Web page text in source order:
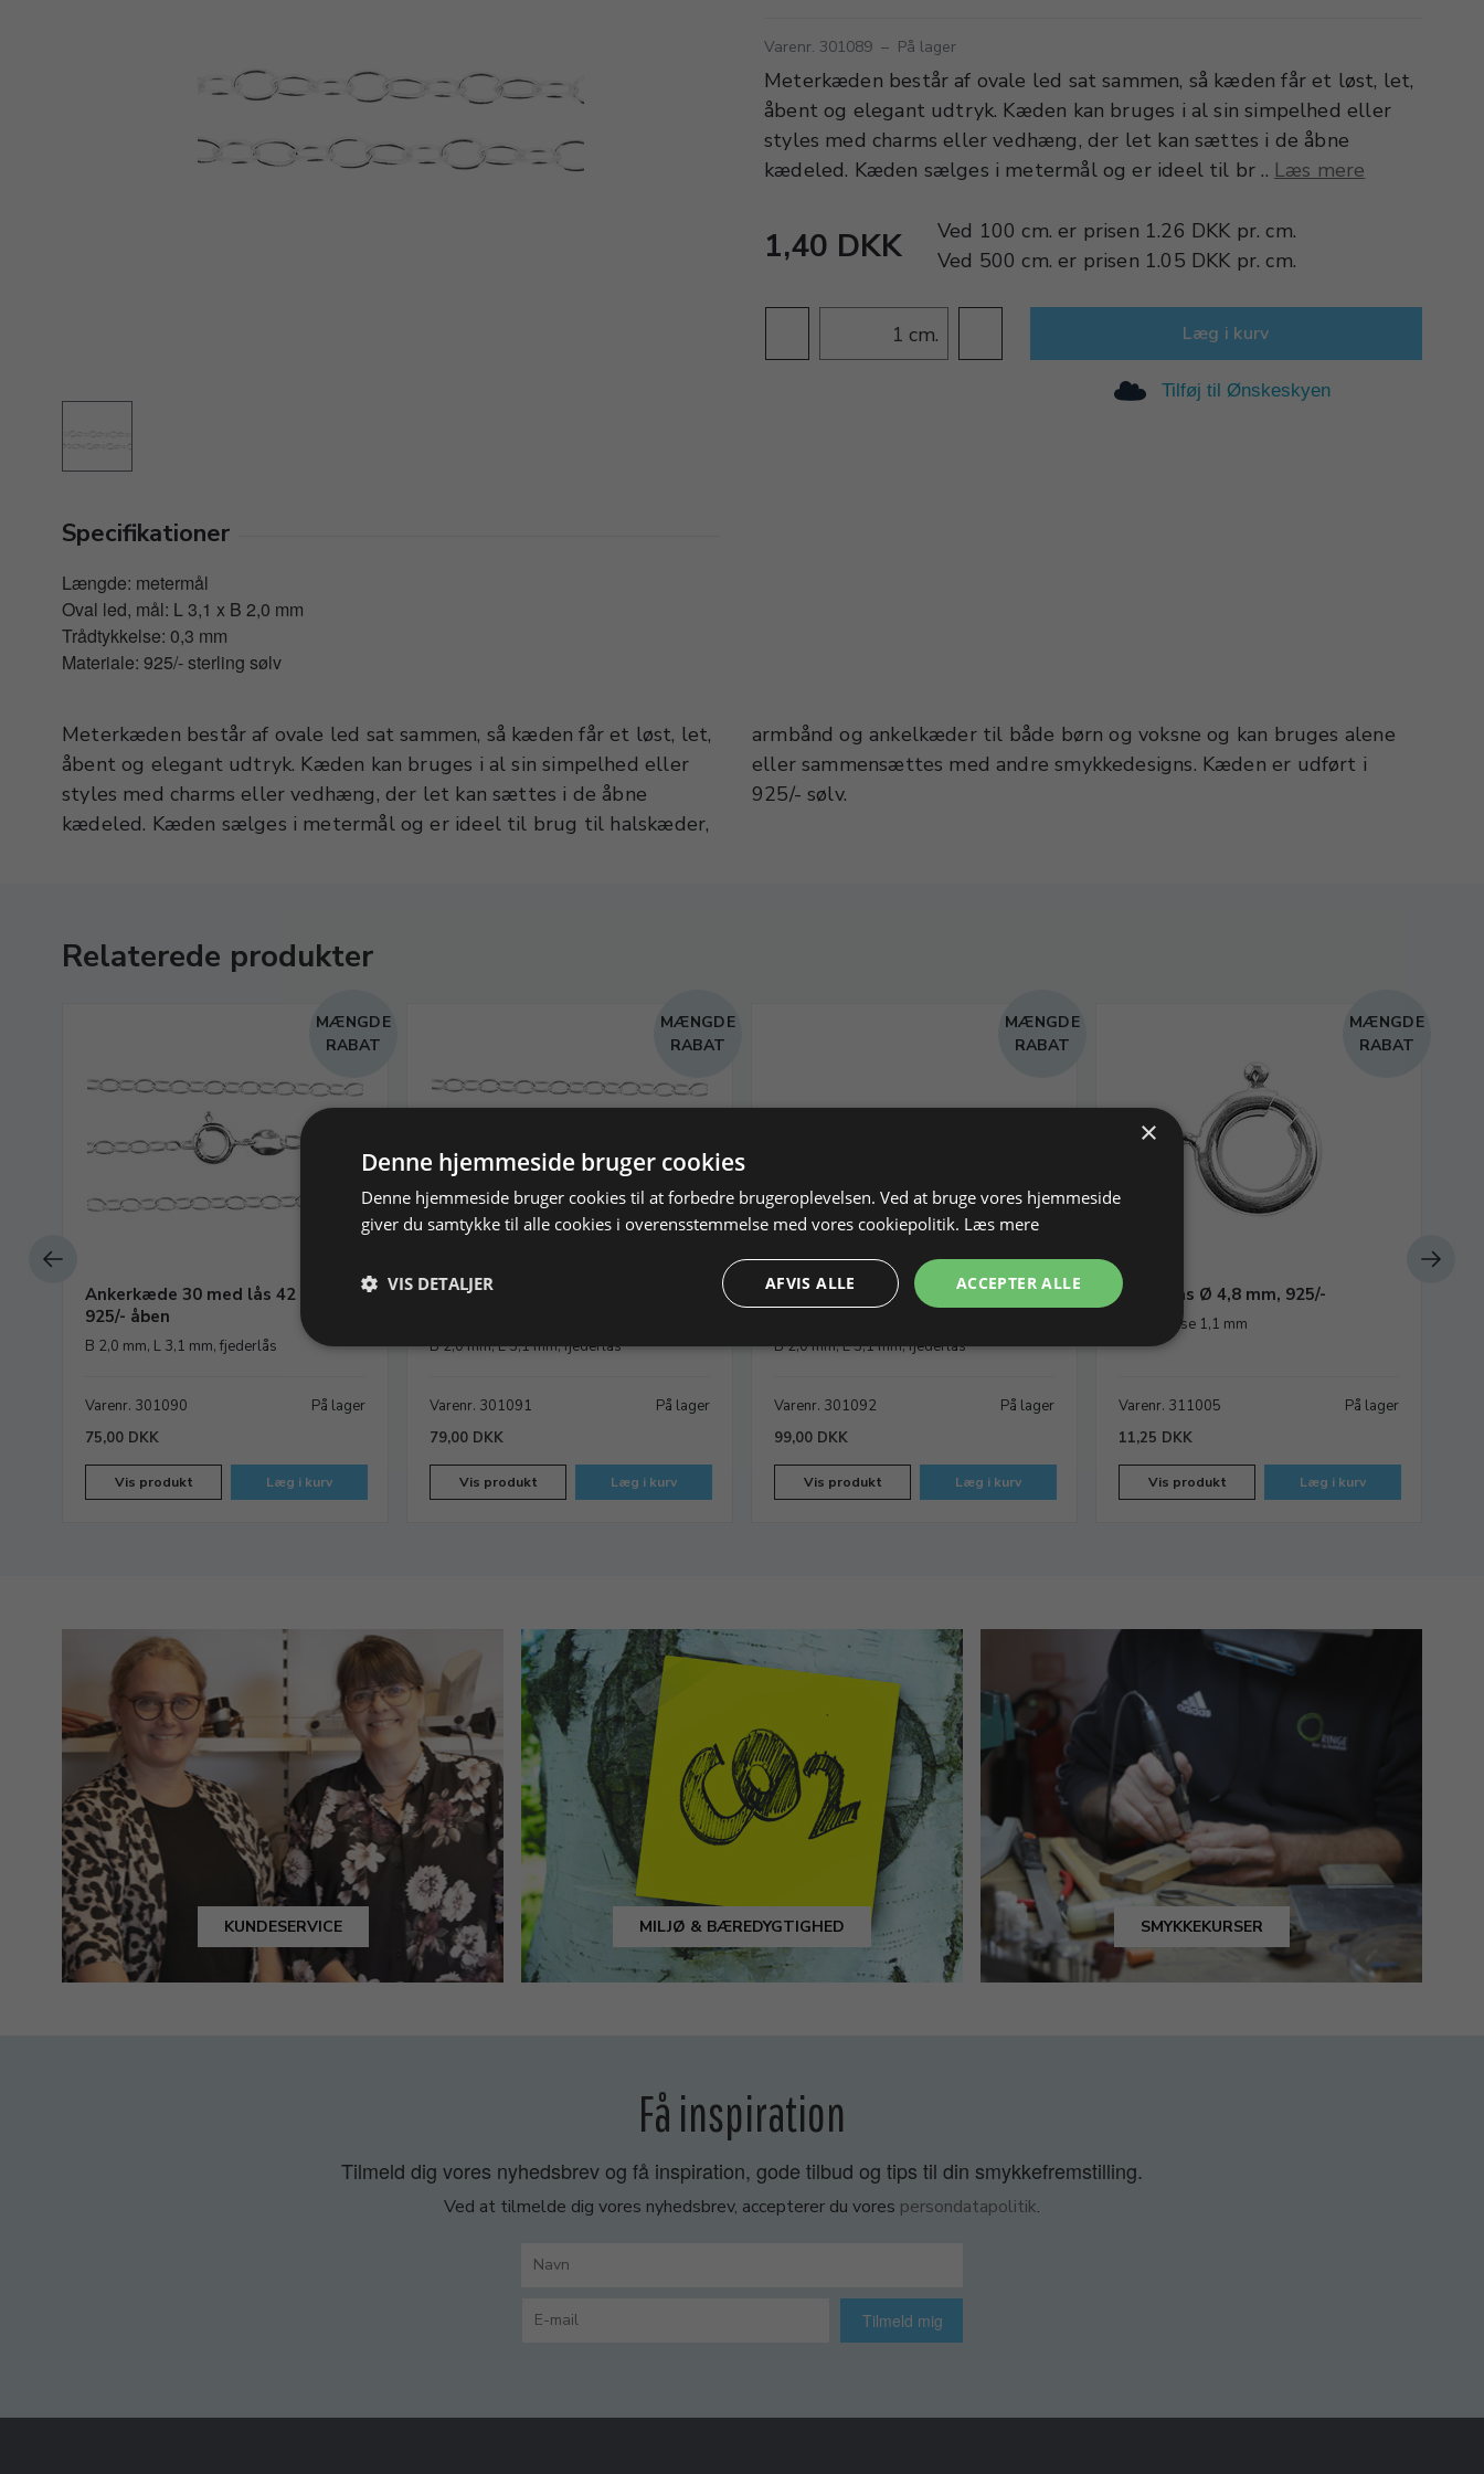
Varenr. 301089 – På lager
Meterkæden består af ovale led sat sammen, så kæden får et løst, let,
åbent og elegant udtryk. Kæden kan bruges i al sin simpelhed eller
styles med charms eller vedhæng, der let kan sættes i de åbne
kædeled. Kæden sælges i metermål og er ideel til br .. Læs mere
1,40 DKK Ved 100 cm. er prisen 1.26 DKK pr.cm.
Ved 500 cm. er prisen 1.05 DKK pr.cm.
cm. Læg i kurv
Tilføj til Ønskeskyen
Specifikationer
Længde: metermål
Oval led, mål: L 3,1 x B 2,0 mm
Trådtykkelse: 0,3 mm
Materiale: 925/- sterling sølv
Meterkæden består af ovale led sat sammen, så kæden får et løst, let,
åbent og elegant udtryk. Kæden kan bruges i al sin simpelhed eller
styles med charms eller vedhæng, der let kan sættes i de åbne
kædeled. Kæden sælges i metermål og er ideel til brug til halskæder,
armbånd og ankelkæder til både børn og voksne og kan bruges alene
eller sammensættes med andre smykkedesigns. Kæden er udført i
925/- sølv.
Relaterede produkter
MÆNGDE
RABAT
Ankerkæde 30 med lås 42 cm,
925/- åben
B 2,0 mm, L 3,1 mm, fjederlås
Varenr. 301090
På lager
75,00 DKK
Vis produkt Læg i kurv
MÆNGDE
RABAT
Ankerkæde 30 med lås 45 cm,
B 2,0 mm, L 3,1 mm, fjederlås
Varenr. 301091
På lager
79,00 DKK
Vis produkt Læg i kurv
MÆNGDE
RABAT
Ankerkæde 30 med lås 50 cm,
B 2,0 mm, L 3,1 mm, fjederlås
Varenr. 301092
På lager
99,00 DKK
Vis produkt Læg i kurv
MÆNGDE
RABAT
Fjederlås Ø 4,8 mm, 925/-
Rørtykkelse 1,1 mm
Varenr. 311005
På lager
11,25 DKK
Vis produkt Læg i kurv
KUNDESERVICE MILJØ & BÆREDYGTIGHED SMYKKEKURSER
Få inspiration
Tilmeld dig vores nyhedsbrev og få inspiration, gode tilbud og tips til din smykkefremstilling.
Ved at tilmelde dig vores nyhedsbrev, accepterer du vores persondatapolitik.
Tilmeld mig
×
Denne hjemmeside bruger cookies
Denne hjemmeside bruger cookies til at forbedre brugeroplevelsen. Ved at bruge vores hjemmeside
giver du samtykke til alle cookies i overensstemmelse med vores cookiepolitik. Læs mere
ACCEPTER ALLE
AFVIS ALLE
VIS DETALJER